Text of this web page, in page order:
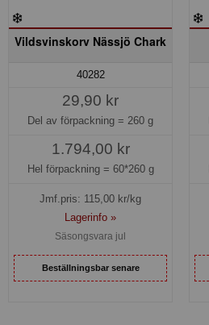
Vildsvinskorv Nässjö Chark
40282
29,90 kr
Del av förpackning = 260 g
1.794,00 kr
Hel förpackning = 60*260 g
Jmf.pris: 115,00 kr/kg
Lagerinfo »
Säsongsvara jul
Beställningsbar senare